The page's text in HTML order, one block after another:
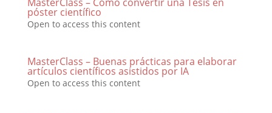
póster científico
Open to access this content
MasterClass – Buenas prácticas para elaborar
artículos científicos asistidos por IA
Open to access this content